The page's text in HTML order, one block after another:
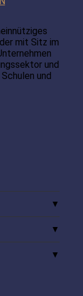
mit Sitz im
und
und